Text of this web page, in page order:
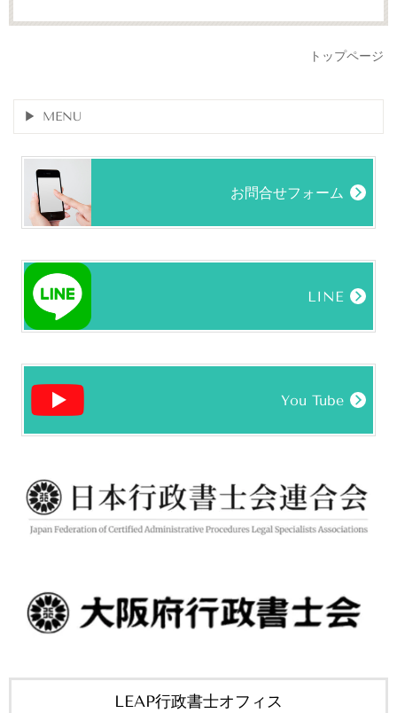
トップページ
MENU
お問合せフォーム
LINE
You Tube
LEAP行政書士オフィス